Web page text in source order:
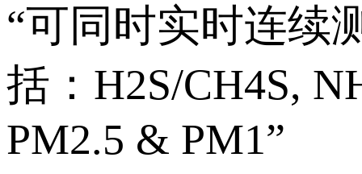
“可同时实时连续
括：H2S/CH4S,
PM2.5 & PM1”